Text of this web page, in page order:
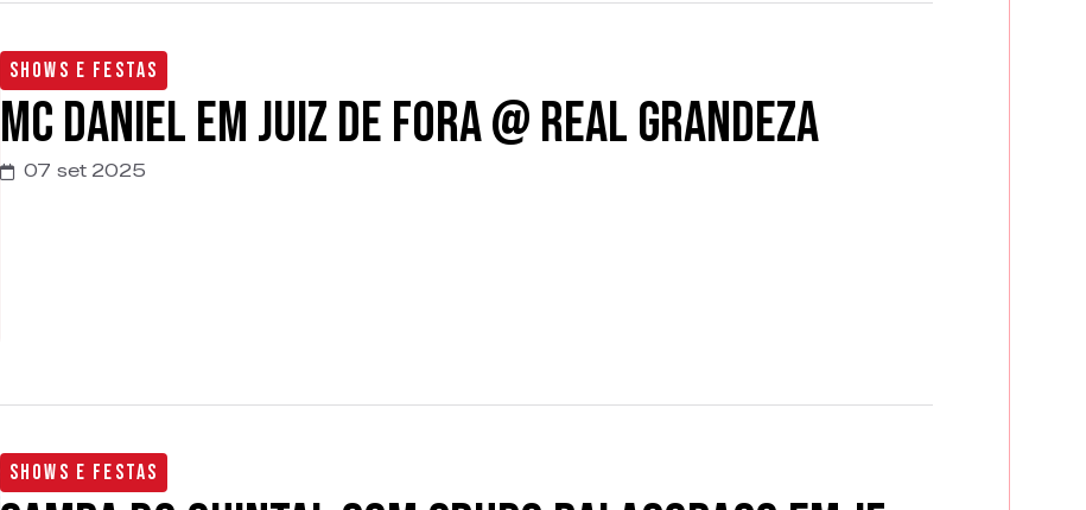
Shows e Festas
MC Daniel em Juiz de Fora @ Real Grandeza
07 set 2025
Shows e Festas